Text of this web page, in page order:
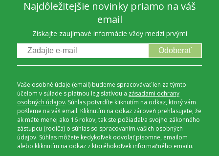
Najdôležitejšie novinky priamo na váš
email
Získajte zaujímavé informácie vždy medzi prvými
Odoberať
Vaše osobné údaje (email) budeme spracovávať len za týmto
účelom v súlade s platnou legislatívou a zásadami ochrany
osobných údajov. Súhlas potvrdíte kliknutím na odkaz, ktorý vám
pošleme na váš email. Kliknutím na odkaz zároveň prehlasujete, že
ak máte menej ako 16 rokov, tak ste požiadal/a svojho zákonného
zástupcu (rodiča) o súhlas so spracovaním vašich osobných
údajov. Súhlas môžete kedykoľvek odvolať písomne, emailom
alebo kliknutím na odkaz z ktoréhokoľvek informačného emailu.